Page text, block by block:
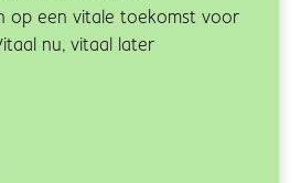
op een vitale toekomst voor
nu, vitaal later